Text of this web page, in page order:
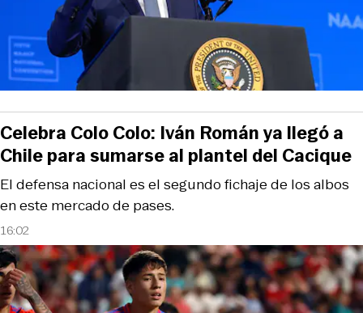
16:02
El defensa nacional es el segundo fichaje de los albos
en este mercado de pases.
Celebra Colo Colo: Iván Román ya llegó a
Chile para sumarse al plantel del Cacique